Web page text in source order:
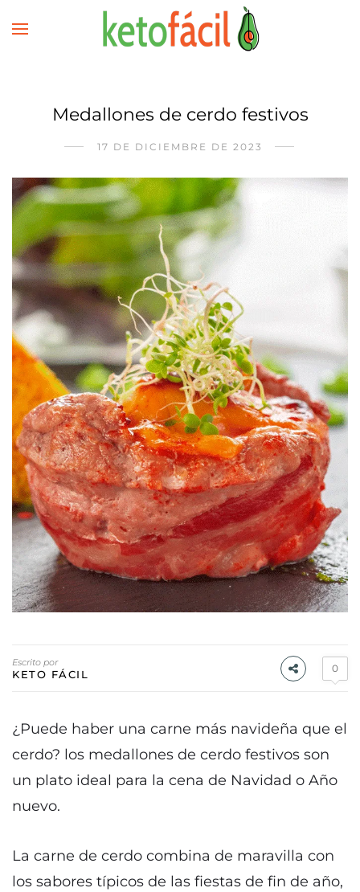
Medallones de cerdo festivos
17 DE DICIEMBRE DE 2023
Escrito por
KETO FÁCIL 0
¿Puede haber una carne más navideña que el
cerdo? los medallones de cerdo festivos son
un plato ideal para la cena de Navidad o Año
nuevo.
La carne de cerdo combina de maravilla con
los sabores típicos de las fiestas de fin de año,